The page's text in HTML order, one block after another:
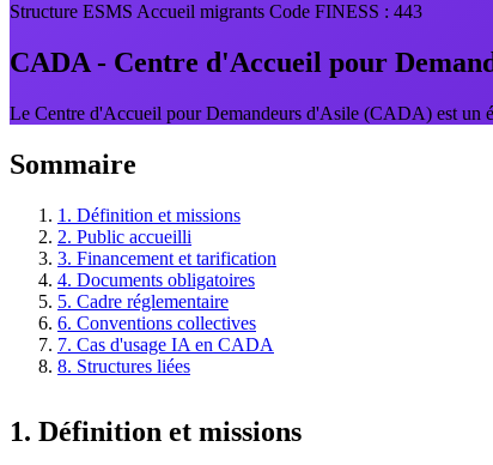
Structure ESMS Accueil migrants Code FINESS : 443
CADA - Centre d'Accueil pour
Le Centre d'Accueil pour Demandeurs d'Asile (CADA) est un
Sommaire
1. Définition et missions
2. Public accueilli
3. Financement et tarification
4. Documents obligatoires
5. Cadre réglementaire
6. Conventions collectives
7. Cas d'usage IA en CADA
8. Structures liées
1. Définition et missions